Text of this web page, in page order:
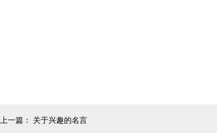
上一篇： 关于兴趣的名言